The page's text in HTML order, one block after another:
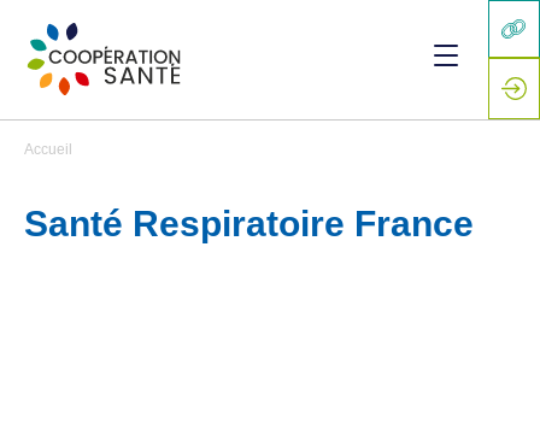
Accueil
Santé Respiratoire France